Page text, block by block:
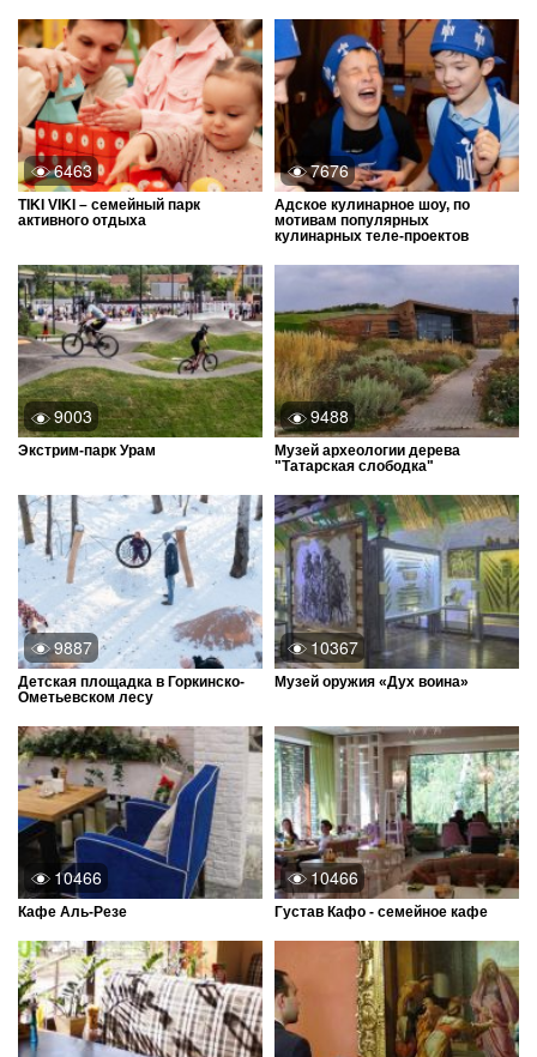
6463
TIKI VIKI – семейный парк
активного отдыха
7676
Адское кулинарное шоу, по
мотивам популярных
кулинарных теле-проектов
9003
Экстрим-парк Урам
9488
Музей археологии дерева
"Татарская слободка"
9887
Детская площадка в Горкинско-
Ометьевском лесу
10367
Музей оружия «Дух воина»
10466
Кафе Аль-Резе
10466
Густав Кафо - семейное кафе